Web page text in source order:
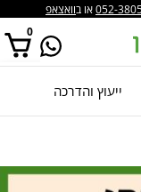
052-או בוואצאפ
0
בסל הקניות.
ייעוץ והדרכה